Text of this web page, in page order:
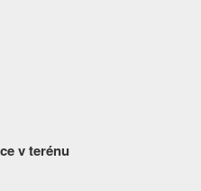
v terénu